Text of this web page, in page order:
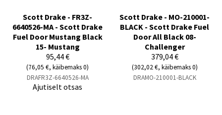
Scott Drake - FR3Z-
6640526-MA - Scott Drake
Fuel Door Mustang Black
15- Mustang
95,44 €
(76,05 €, käibemaks 0)
DRAFR3Z-6640526-MA
Ajutiselt otsas
Scott Drake - MO-210001-
BLACK - Scott Drake Fuel
Door All Black 08-
Challenger
379,04 €
(302,02 €, käibemaks 0)
DRAMO-210001-BLACK